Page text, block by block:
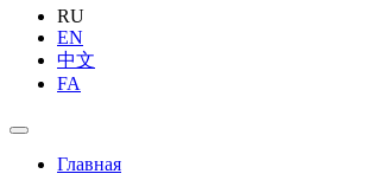
RU
EN
中文
FA
Главная